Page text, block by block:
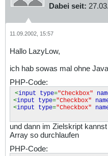
Dabei seit:
11.09.2002, 15:57
Hallo LazyLow,
ich hab sowas mal ohne
PHP-Code:
<input type="Checkbox"
<input type="Checkbox"
<input type="Checkbox"
und dann im Zielskript
Array so durchlaufen
PHP-Code: